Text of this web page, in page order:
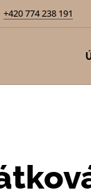
+420 774 238 191